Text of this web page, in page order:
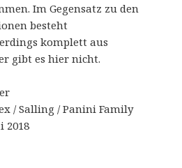
Im Gegensatz zu den
besteht
komplett aus
gibt es hier nicht.
/ Salling / Panini Family
2018